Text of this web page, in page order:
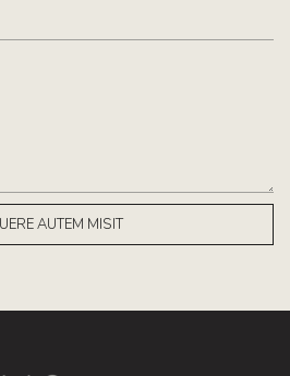
AUTEM MISIT